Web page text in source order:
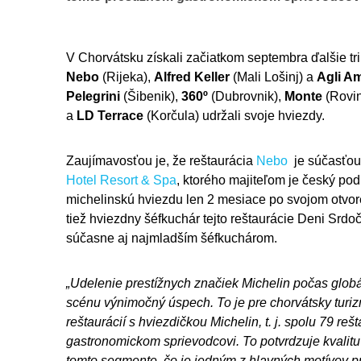
V Chorvátsku získali začiatkom septembra ďalšie
Nebo (Rijeka), Alfred Keller (Mali Lošinj) a Agli
Pelegrini (Šibenik), 360º (Dubrovnik), Monte
a LD Terrace (Korčula) udržali svoje hviezdy.
Zaujímavosťou je, že reštaurácia Nebo je
Hotel Resort & Spa, ktorého majiteľom je český
michelinskú hviezdu len 2 mesiace po svojom
tiež hviezdny šéfkuchár tejto reštaurácie Deni
súčasne aj najmladším šéfkuchárom.
„Udelenie prestížnych značiek Michelin počas
scénu výnimočný úspech. To je pre chorvátsky
reštaurácií s hviezdičkou Michelin, t. j. spolu 79
gastronomickom sprievodcovi. To potvrdzuje